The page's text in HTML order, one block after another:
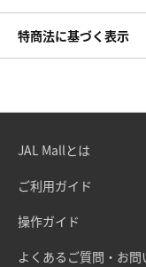
特商法に基づく表示
JAL Mallとは
ご利用ガイド
操作ガイド
よくあるご質問・お問